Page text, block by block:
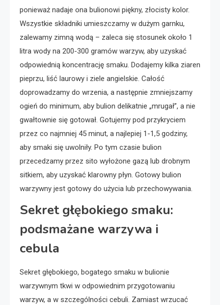
ponieważ nadaje ona bulionowi piękny, złocisty kolor.
Wszystkie składniki umieszczamy w dużym garnku,
zalewamy zimną wodą – zaleca się stosunek około 1
litra wody na 200-300 gramów warzyw, aby uzyskać
odpowiednią koncentrację smaku. Dodajemy kilka ziaren
pieprzu, liść laurowy i ziele angielskie. Całość
doprowadzamy do wrzenia, a następnie zmniejszamy
ogień do minimum, aby bulion delikatnie „mrugał”, a nie
gwałtownie się gotował. Gotujemy pod przykryciem
przez co najmniej 45 minut, a najlepiej 1-1,5 godziny,
aby smaki się uwolniły. Po tym czasie bulion
przecedzamy przez sito wyłożone gazą lub drobnym
sitkiem, aby uzyskać klarowny płyn. Gotowy bulion
warzywny jest gotowy do użycia lub przechowywania.
Sekret głębokiego smaku:
podsmażane warzywa i
cebula
Sekret głębokiego, bogatego smaku w bulionie
warzywnym tkwi w odpowiednim przygotowaniu
warzyw, a w szczególności cebuli. Zamiast wrzucać